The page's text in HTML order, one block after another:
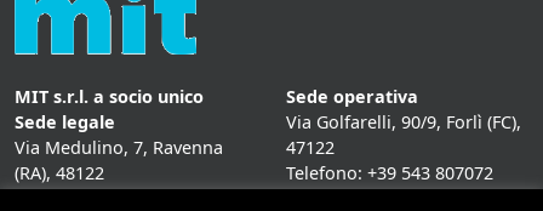
MIT s.r.l. a socio unico
Sede legale
Via Medulino, 7, Ravenna
(RA), 48122
Sede operativa
Via Golfarelli, 90/9, Forlì (FC),
47122
Telefono: +39 543 807072